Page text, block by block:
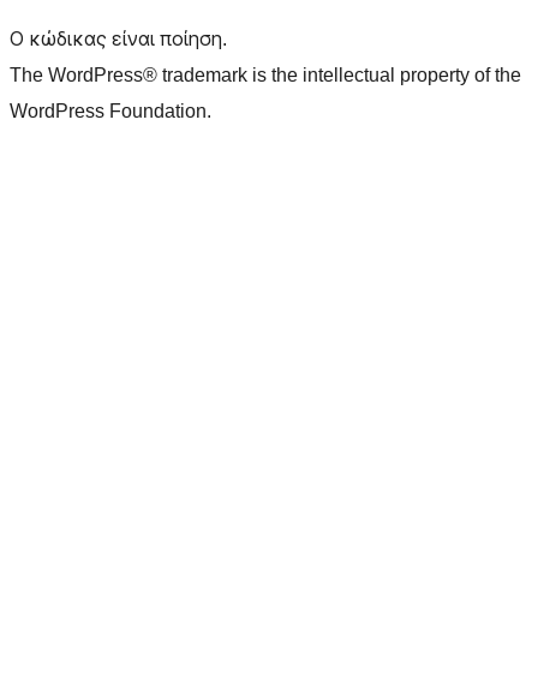
Ο κώδικας είναι ποίηση.
The WordPress® trademark is the intellectual property of the
WordPress Foundation.